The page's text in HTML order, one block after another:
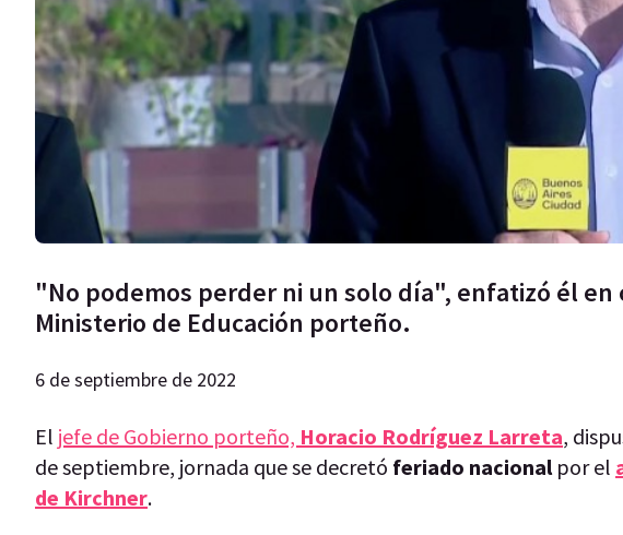
"No podemos perder ni un solo día", enfatizó él
Ministerio de Educación porteño.
6 de septiembre de 2022
El jefe de Gobierno porteño, Horacio Rodríguez Larreta,
de septiembre, jornada que se decretó feriado nacional por el
de Kirchner.